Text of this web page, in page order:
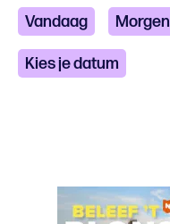
Vandaag Morgen
Kies je datum